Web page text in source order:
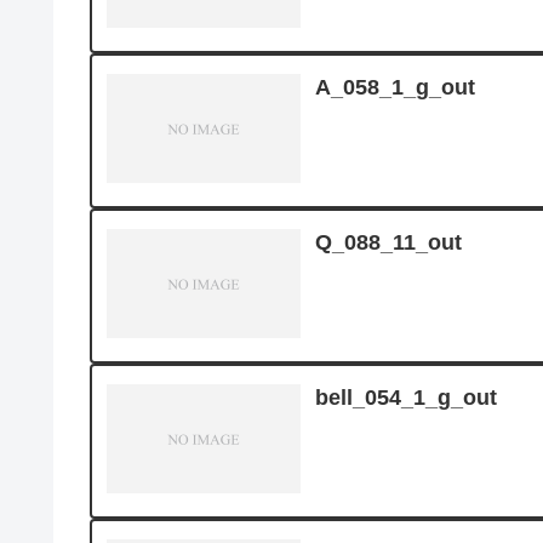
A_058_1_g_out
Q_088_11_out
bell_054_1_g_out